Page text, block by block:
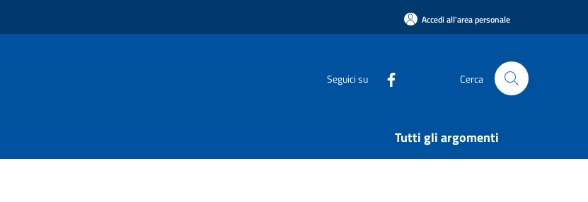
Accedi all'area personale
Seguici su Cerca
Tutti gli argomenti